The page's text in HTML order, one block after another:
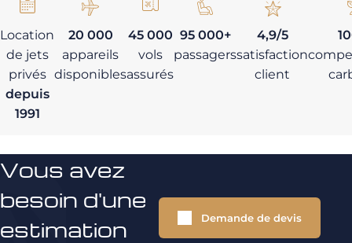
Location
de jets
privés
depuis
1991
20 000
appareils
disponibles
45 000
vols
assurés
95 000+
passagers
4,9/5
satisfaction
client
Vous avez
besoin d'une
estimation
Demande de devis